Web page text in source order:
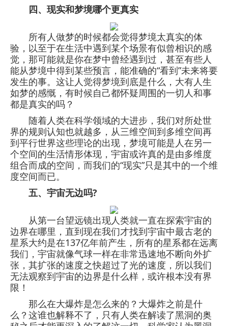
四、现实和梦境哪个更真实
所有人做梦的时候都会觉得梦境太真实的体
验，以至于在生活中遇到某个场景有似曾相识的感
觉，那可能就是你在梦中曾经遇到过，甚至有些人
能从梦境中得到某些预言，能准确的“看到”未来将要
发生的事。这让人觉得梦境到底是什么，大有人生
如梦的感慨，有时候自己都怀疑周围的一切人和事
都是真实的吗？
随着人类在科学领域的大进步，我们对所处世
界的规则认知也就越多，从三维空间到多维空间再
到平行世界这些理论的出现，梦境可能是人在另一
个空间的生活情形体现，宇宙或许真的是由多维度
组合而成的空间，而我们的“现实”只是其中的一个维
度空间而已。
五、宇宙无边吗?
从第一台望远镜出现人类就一直在探索宇宙的
边界在哪里，直到现在我们才找到宇宙中最古老的
星系大约是在137亿年前产生，所有的星系都在远离
我们，宇宙就像气球一样在非常迅速地不断向外扩
张，其扩张的速度之快超过了光的速度，所以我们
无法观察到宇宙的边界是什么样，或许根本没有界
限！
那么在大爆炸是怎么来的？大爆炸之前是什
么？这谁也解释不了，只有人类在解读了黑洞的奥